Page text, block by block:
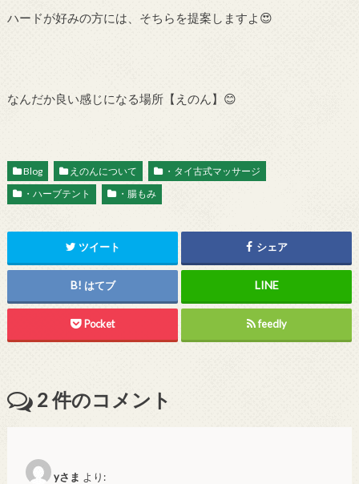
ハードが好みの方には、そちらを提案しますよ😍
なんだか良い感じになる場所【えのん】😊
Blog えのんについて
・タイ古式マッサージ
・ハーブテント
・腸もみ
ツイート シェア
はてブ
Pocket feedly
2件のコメント
yさま より: